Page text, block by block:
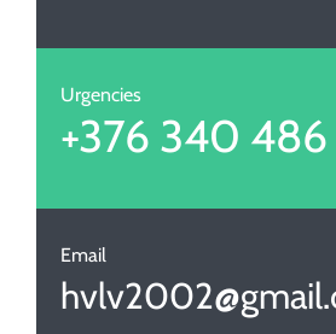
Urgencies
+376 340 486
Email